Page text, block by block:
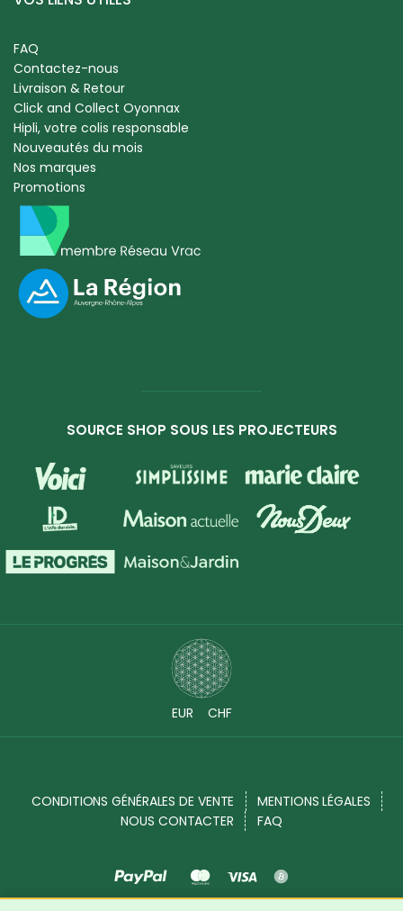
FAQ
Contactez-nous
Livraison & Retour
Click and Collect Oyonnax
Hipli, votre colis responsable
Nouveautés du mois
Nos marques
Promotions
SOURCE SHOP SOUS LES PROJECTEURS
EUR CHF
CONDITIONS GÉNÉRALES DE VENTE
MENTIONS LÉGALES
NOUS CONTACTER
FAQ